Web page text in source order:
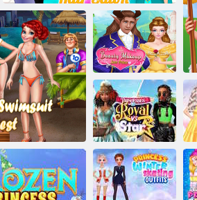
Principessa April Fools Hair Salon
Trucco di
bellezza Salva il
principe
Principesse reali
contro Star